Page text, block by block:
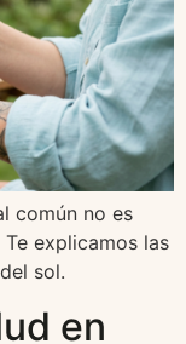
común no es
explicamos las
sol.
en